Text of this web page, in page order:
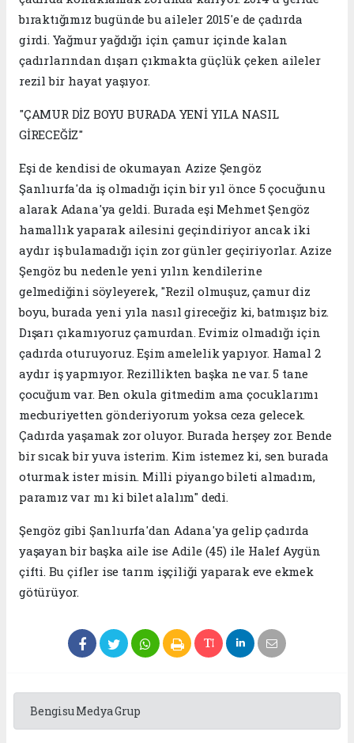
bıraktığımız bugünde bu aileler 2015'e de çadırda
girdi. Yağmur yağdığı için çamur içinde kalan
çadırlarından dışarı çıkmakta güçlük çeken aileler
rezil bir hayat yaşıyor.
"ÇAMUR DİZ BOYU BURADA YENİ YILA NASIL
GİRECEĞİZ"
Eşi de kendisi de okumayan Azize Şengöz
Şanlıurfa'da iş olmadığı için bir yıl önce 5 çocuğunu
alarak Adana'ya geldi. Burada eşi Mehmet Şengöz
hamallık yaparak ailesini geçindiriyor ancak iki
aydır iş bulamadığı için zor günler geçiriyorlar. Azize
Şengöz bu nedenle yeni yılın kendilerine
gelmediğini söyleyerek, "Rezil olmuşuz, çamur diz
boyu, burada yeni yıla nasıl gireceğiz ki, batmışız biz.
Dışarı çıkamıyoruz çamurdan. Evimiz olmadığı için
çadırda oturuyoruz. Eşim amelelik yapıyor. Hamal 2
aydır iş yapmıyor. Rezillikten başka ne var. 5 tane
çocuğum var. Ben okula gitmedim ama çocuklarımı
mecburiyetten gönderiyorum yoksa ceza gelecek.
Çadırda yaşamak zor oluyor. Burada herşey zor. Bende
bir sıcak bir yuva isterim. Kim istemez ki, sen burada
oturmak ister misin. Milli piyango bileti almadım,
paramız var mı ki bilet alalım" dedi.
Şengöz gibi Şanlıurfa'dan Adana'ya gelip çadırda
yaşayan bir başka aile ise Adile (45) ile Halef Aygün
çifti. Bu çifler ise tarım işçiliği yaparak eve ekmek
götürüyor.
Bengisu Medya Grup